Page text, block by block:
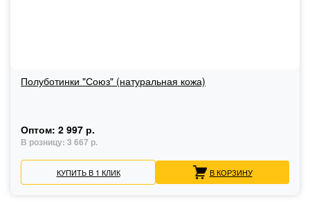
Полуботинки "Союз" (натуральная кожа)
Оптом: 2 997 р.
В розницу: 3 667 р.
КУПИТЬ В 1 КЛИК В КОРЗИНУ